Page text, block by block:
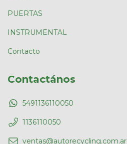
PUERTAS
INSTRUMENTAL
Contacto
Contactános
5491136110050
1136110050
ventas@autorecycling.com.ar